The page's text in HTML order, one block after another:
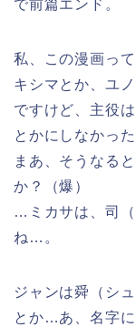
で前篇エンド。
私、この漫画っ
キシマとか、ユ
ですけど、主役
とかにしなかっ
まあ、そうなる
か？（爆）
…ミカサは、司
ね…。
ジャンは舜（シ
とか…あ、名字